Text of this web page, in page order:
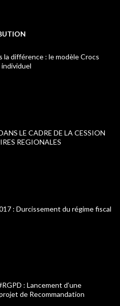
différence : le modèle Crocs
LE CADRE DE LA CESSION
REGIONALES
: Durcissement du régime fiscal
: Lancement d’une
de Recommandation